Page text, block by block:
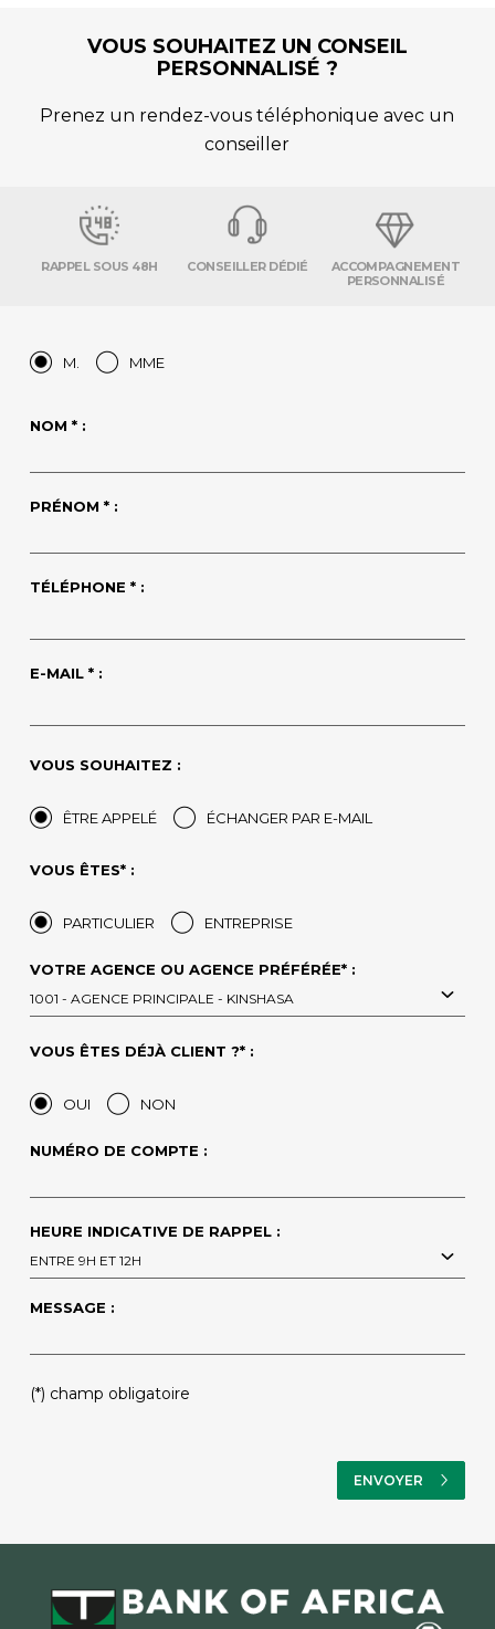
VOUS SOUHAITEZ UN CONSEIL
PERSONNALISÉ ?
Prenez un rendez-vous téléphonique avec un
conseiller
RAPPEL SOUS 48H CONSEILLER DÉDIÉ
ACCOMPAGNEMENT
PERSONNALISÉ
M. MME
NOM * :
PRÉNOM * :
TÉLÉPHONE * :
E-MAIL * :
VOUS SOUHAITEZ :
ÊTRE APPELÉ ÉCHANGER PAR E-MAIL
VOUS ÊTES* :
PARTICULIER ENTREPRISE
VOTRE AGENCE OU AGENCE PRÉFÉRÉE* :
1001 - AGENCE PRINCIPALE - KINSHASA
VOUS ÊTES DÉJÀ CLIENT ?* :
OUI NON
NUMÉRO DE COMPTE :
HEURE INDICATIVE DE RAPPEL :
ENTRE 9H ET 12H
MESSAGE :
(*) champ obligatoire